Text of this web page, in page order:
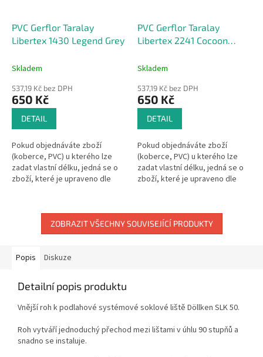
PVC Gerflor Taralay
Libertex 1430 Legend Grey
Skladem
537,19 Kč bez DPH
650 Kč
DETAIL
Pokud objednáváte zboží
(koberce, PVC) u kterého lze
zadat vlastní délku, jedná se o
zboží, které je upraveno dle
zákoníku na...
PVC Gerflor Taralay
Libertex 2241 Cocoon
Skladem
537,19 Kč bez DPH
650 Kč
DETAIL
Pokud objednáváte zboží
(koberce, PVC) u kterého lze
zadat vlastní délku, jedná se o
zboží, které je upraveno dle
zákoníku na...
ZOBRAZIT VŠECHNY SOUVISEJÍCÍ PRODUKTY
Popis Diskuze
Detailní popis produktu
Vnější roh k podlahové systémové soklové liště Döllken SLK 50.
Roh vytváří jednoduchý přechod mezi lištami v úhlu 90 stupňů a
snadno se instaluje.